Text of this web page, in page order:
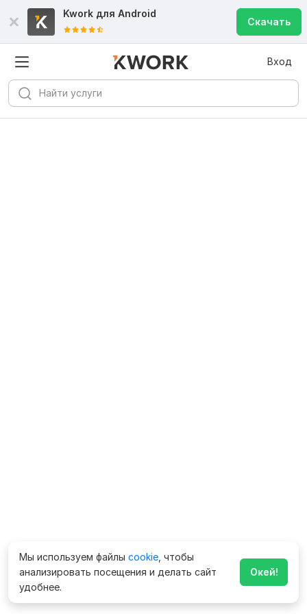
Kwork для Android
Скачать
Вход
Мы используем файлы cookie , чтобы
анализировать посещения и делать сайт
удобнее.
Окей!